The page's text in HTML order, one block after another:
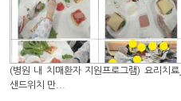
(병원 내 치매환자 지원프로그램) 요리치료_
샌드위치 만...